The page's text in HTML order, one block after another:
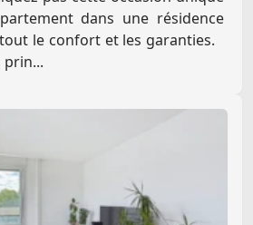
dans une résidence
le confort et les garanties.